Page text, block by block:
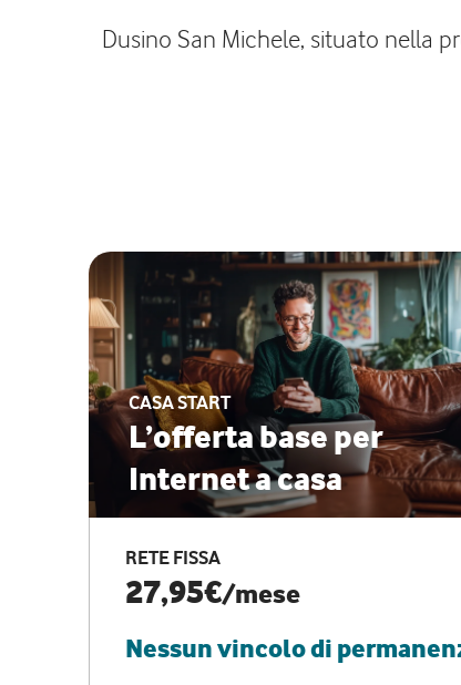
Dusino San Michele, situato nella
CASA START
L’offerta base per
Internet a casa
RETE FISSA
27,95€/mese
Nessun vincolo di